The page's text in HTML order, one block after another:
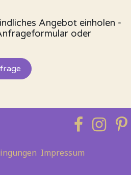
Angebot einholen -
oder
Impressum